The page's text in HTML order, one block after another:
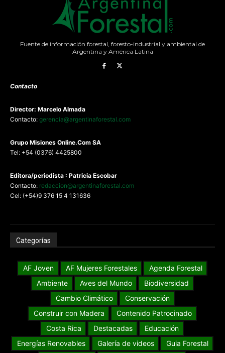
Fuente de información forestal, foresto-industrial y ambiental de
Argentina y América Latina
Contacto
Director: Marcelo Almada
Contacto: gerencia@argentinaforestal.com
Grupo Misiones Online.Com SA
Tel: +54 (0376) 4425800
Editora/periodista : Patricia Escobar
Contacto: redaccion@argentinaforestal.com
Cel: (+54)9 376 15 4 131636
Categorías
AF Joven AF Mujeres Forestales
Agenda Forestal
Ambiente
Aves del Mundo
Biodiversidad
Cambio Climático
Conservación
Construir con Madera
Contenido Patrocinado
Costa Rica
Destacadas
Educación
Energías Renovables
Galería de videos
Guia Forestal